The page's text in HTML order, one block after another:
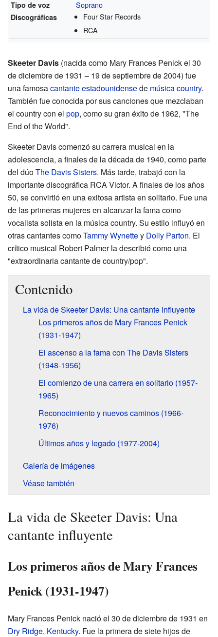
Tipo de voz Soprano
Discográficas
Four Star Records
RCA
Skeeter Davis (nacida como Mary Frances Penick el 30
de diciembre de 1931 – 19 de septiembre de 2004) fue
una famosacantanteestadounidensede música country.
También fue conocida por sus canciones que mezclaban
el country con el pop, como su gran éxito de 1962, "The
End of the World".
Skeeter Davis comenzó su carrera musical en la
adolescencia, a finales de la década de 1940, como parte
del dúoThe Davis Sisters. Más tarde, trabajó con la
importante discográfica RCA Victor. A finales de los años
50, se convirtió en una exitosa artista en solitario. Fue una
de las primeras mujeres en alcanzar la fama como
vocalista solista en la música country. Su estilo influyó en
otras cantantes comoTammy Wynettey Dolly Parton. El
crítico musical Robert Palmer la describió como una
"extraordinaria cantante de country/pop".
Contenido
La vida de Skeeter Davis: Una cantante influyente
Los primeros años de Mary Frances Penick
(1931-1947)
El ascenso a la fama con The Davis Sisters
(1948-1956)
El comienzo de una carrera en solitario (1957-
1965)
Reconocimiento y nuevos caminos (1966-
1976)
Últimos años y legado (1977-2004)
Galería de imágenes
Véase también
La vida de Skeeter Davis: Una
cantante influyente
Los primeros años de Mary Frances
Penick (1931-1947)
Mary Frances Penick nació el 30 de diciembre de 1931 en
Dry Ridge, Kentucky. Fue la primera de siete hijos de